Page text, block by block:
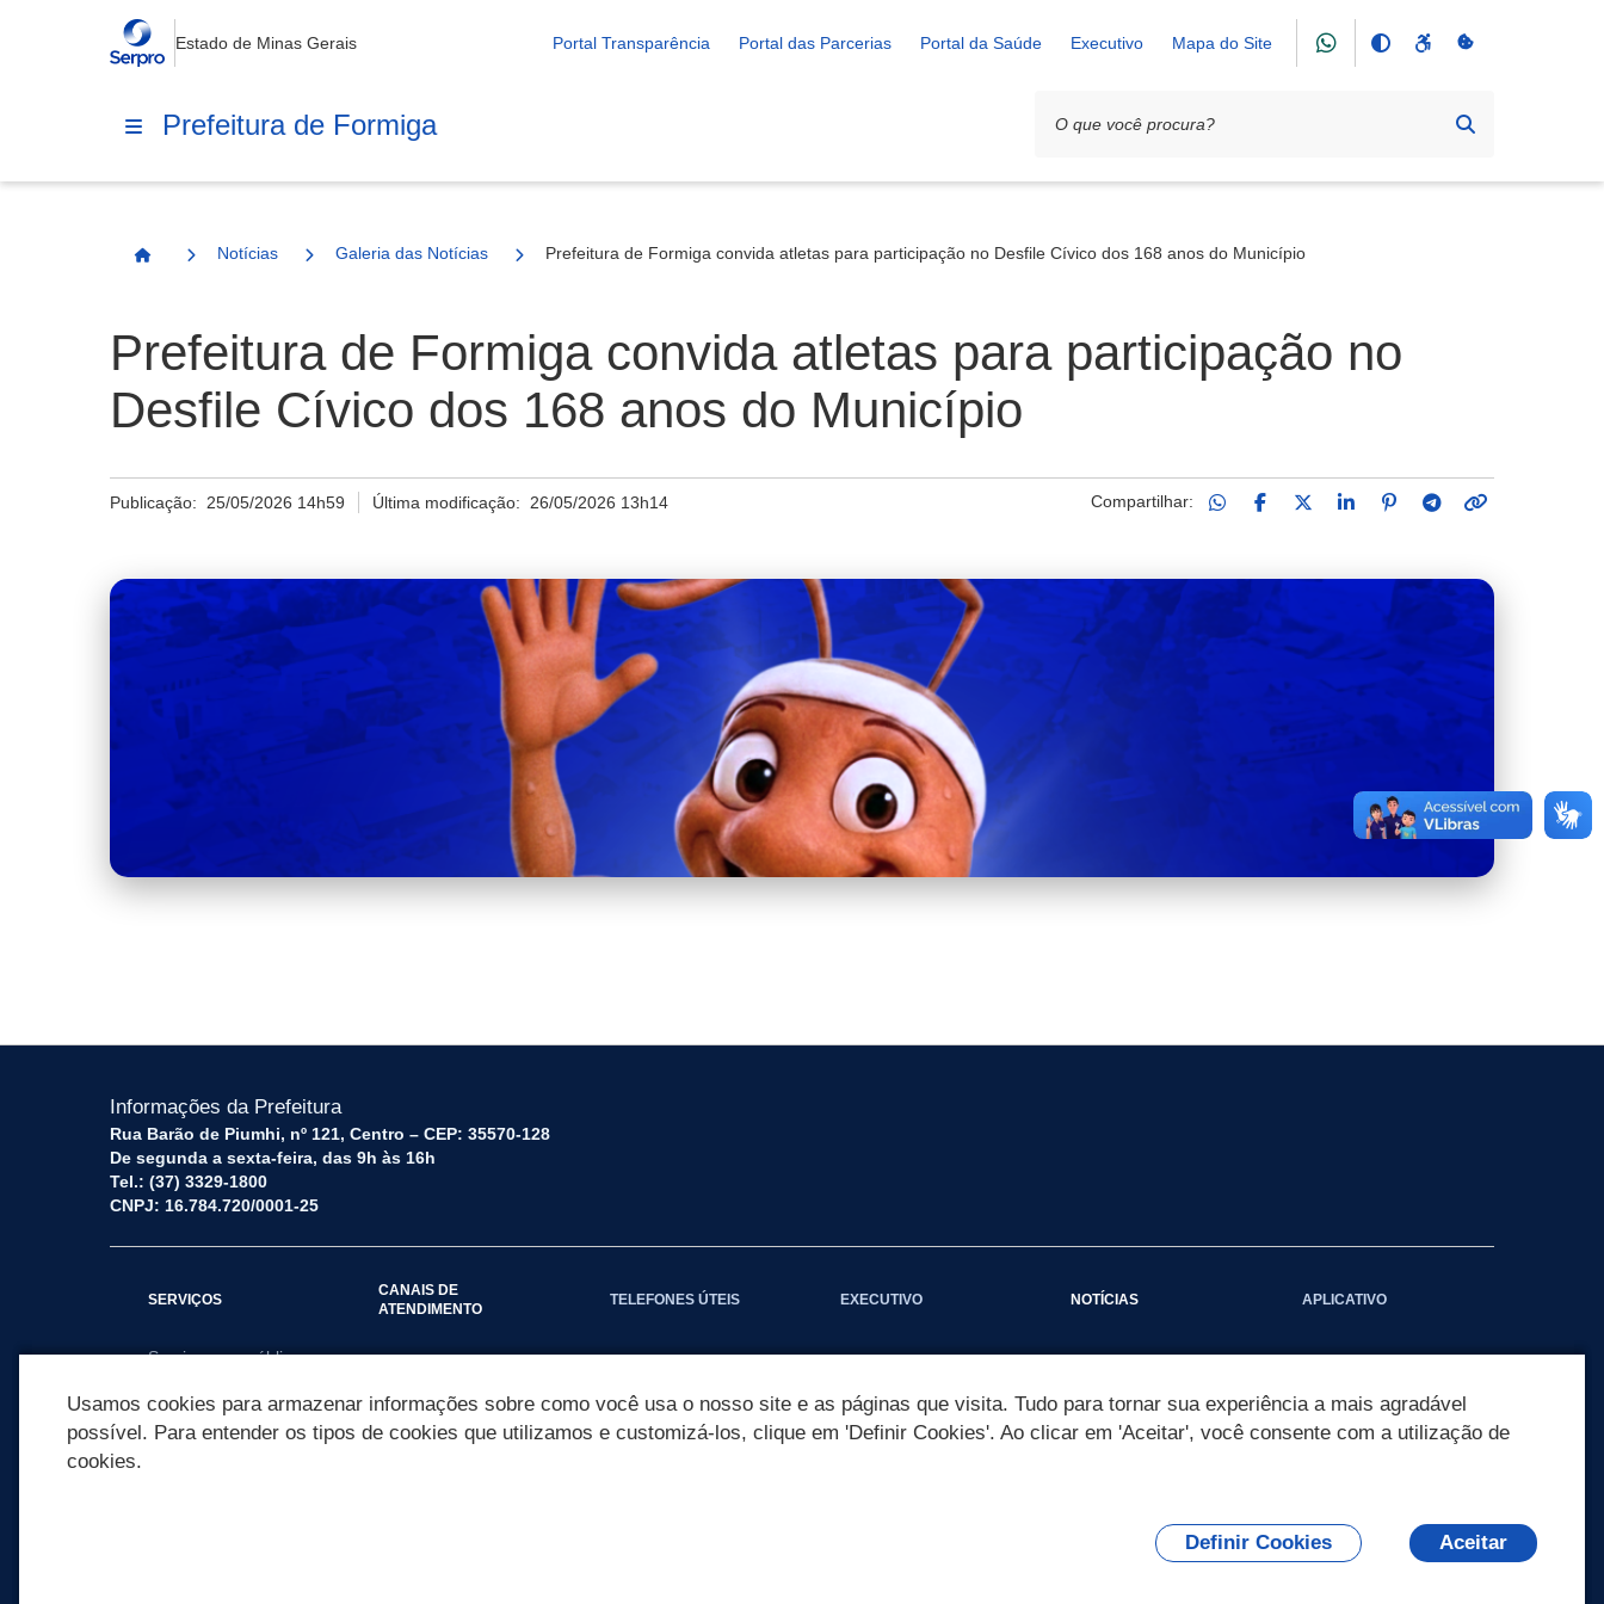
Estado de Minas Gerais Portal Transparência Portal das Parcerias Portal da Saúde Executivo Mapa do Site
Prefeitura de Formiga
Página Inicial
Notícias Galeria das Notícias Prefeitura de Formiga convida atletas para participação no Desfile Cívico dos 168 anos do Município
Prefeitura de Formiga convida atletas para participação no
Desfile Cívico dos 168 anos do Município
Publicação: 25/05/2026 14h59 Última modificação: 26/05/2026 13h14 Compartilhar:
Informações da Prefeitura
Rua Barão de Piumhi, nº 121, Centro – CEP: 35570-128
De segunda a sexta-feira, das 9h às 16h
Tel.: (37) 3329-1800
CNPJ: 16.784.720/0001-25
SERVIÇOS
Serviços por público
CANAIS DE
ATENDIMENTO
TELEFONES ÚTEIS EXECUTIVO NOTÍCIAS APLICATIVO
Usamos cookies para armazenar informações sobre como você usa o nosso site e as páginas que visita. Tudo para tornar sua experiência a mais agradável
possível. Para entender os tipos de cookies que utilizamos e customizá-los, clique em 'Definir Cookies'. Ao clicar em 'Aceitar', você consente com a utilização de
cookies.
Definir Cookies Aceitar